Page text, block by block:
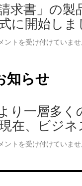
求書」の
に開始し
ントを受け付けていま
知らせ
り一層多
在、ビジ
ントを受け付けていま